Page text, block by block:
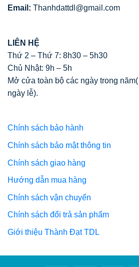
Email: Thanhdattdl@gmail.com
LIÊN HỆ
Thứ 2 – Thứ 7: 8h30 – 5h30
Chủ Nhật: 9h – 5h
Mở cửa toàn bộ các ngày trong
ngày lễ).
Chính sách bảo hành
Chính sách bảo mật thông tin
Chính sách giao hàng
Hướng dẫn mua hàng
Chính sách vận chuyển
Chính sách đổi trả sản phẩm
Giới thiệu Thành Đạt TDL